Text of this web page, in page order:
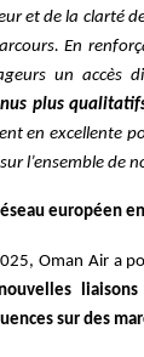
et de la clarté
En
un accès
plus
en excellente
l’ensemble de
européen
Oman Air a
liaisons
sur des